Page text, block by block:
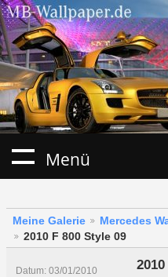
Menü
Meine Galerie Mercedes
2010 F 800 Style 09
Datum: 03/01/2010